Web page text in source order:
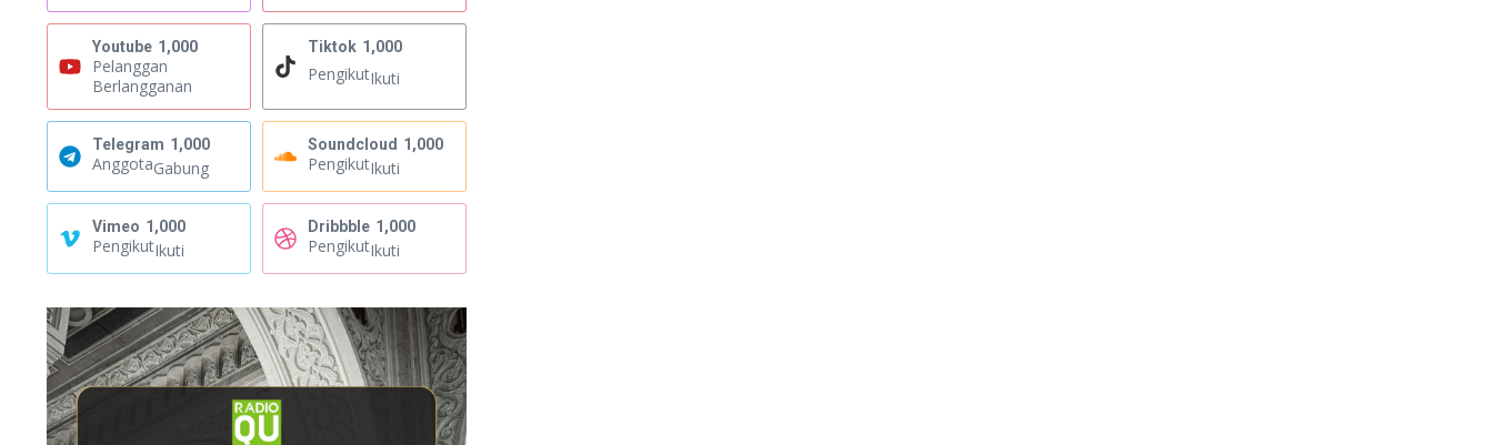
Youtube 1,000
Pelanggan
Berlangganan
Tiktok 1,000
PengikutIkuti
Telegram 1,000
AnggotaGabung
Soundcloud 1,000
PengikutIkuti
Vimeo 1,000
PengikutIkuti
Dribbble 1,000
PengikutIkuti